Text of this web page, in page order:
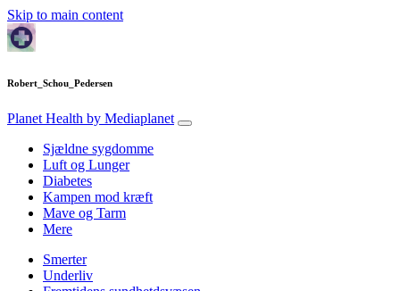
Skip to main content
Robert_Schou_Pedersen
Planet Health by Mediaplanet
Sjældne sygdomme
Luft og Lunger
Diabetes
Kampen mod kræft
Mave og Tarm
Mere
Smerter
Underliv